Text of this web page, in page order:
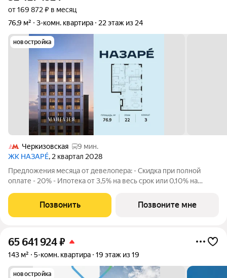
от 169 872 ₽ в месяц
76,9 м²
3-комн. квартира 22 этаж из 24
новостройка
Черкизовская
9 мин.
ЖК НАЗАРÉ, 2 квартал 2028
Предложения месяца от девелопера: - Скидка при полной
оплате - 20% - Ипотека от 3,5% на весь срок или 0,10% на
проживанием на время строительства дома Просторная 3-
комнатная квартира. Общая площадь -
Позвонить Позвоните мне
65 641 924₽
143 м² 5-комн. квартира 19 этаж из 19
новостройка